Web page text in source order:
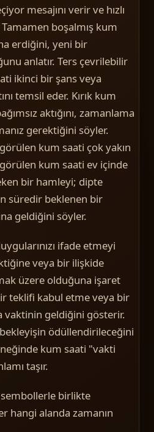
mesajını verir ve hızlı
boşalmış kum
erdiğini, yeni bir
anlatır. Ters çevrilebilir
ikinci bir şans veya
temsil eder. Kırık kum
aktığını, zamanlama
gerektiğini söyler.
kum saati çok yakın
kum saati ev içinde
bir hamleyi; dipte
süredir beklenen bir
geldiğini söyler.
ifade etmeyi
veya bir ilişkide
üzere olduğuna işaret
teklifi kabul etme veya bir
vaktinin geldiğini gösterir.
ödüllendirileceğini
kum saati "vakti
taşır.
birlikte
hangi alanda zamanın